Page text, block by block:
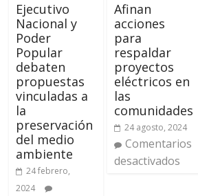
Ejecutivo
Nacional y
Poder
Popular
debaten
propuestas
vinculadas a
la
preservación
del medio
ambiente
24 febrero,
2024
Afinan
acciones
para
respaldar
proyectos
eléctricos en
las
comunidades
24 agosto, 2024
Comentarios
desactivados